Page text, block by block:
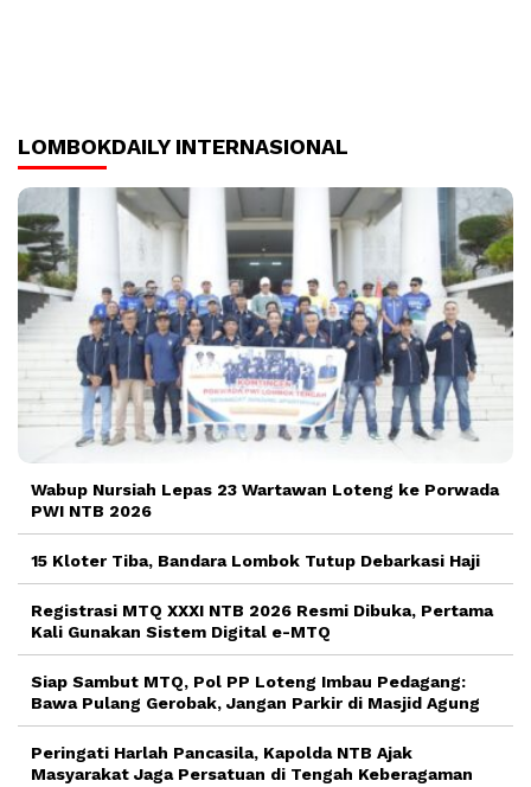
LOMBOKDAILY INTERNASIONAL
Wabup Nursiah Lepas 23 Wartawan Loteng ke Porwada
PWI NTB 2026
15 Kloter Tiba, Bandara Lombok Tutup Debarkasi Haji
Registrasi MTQ XXXI NTB 2026 Resmi Dibuka, Pertama
Kali Gunakan Sistem Digital e-MTQ
Siap Sambut MTQ, Pol PP Loteng Imbau Pedagang:
Bawa Pulang Gerobak, Jangan Parkir di Masjid Agung
Peringati Harlah Pancasila, Kapolda NTB Ajak
Masyarakat Jaga Persatuan di Tengah Keberagaman